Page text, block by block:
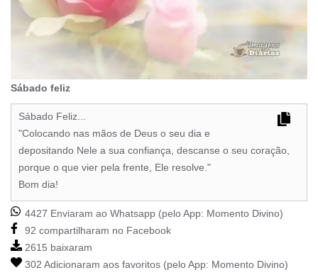
Sábado feliz
Sábado Feliz...
"Colocando nas mãos de Deus o seu dia e
depositando Nele a sua confiança, descanse o seu coração,
porque o que vier pela frente, Ele resolve."
Bom dia!
4427 Enviaram ao Whatsapp (pelo App: Momento Divino)
92 compartilharam no Facebook
2615 baixaram
302 Adicionaram aos favoritos (pelo App: Momento Divino)